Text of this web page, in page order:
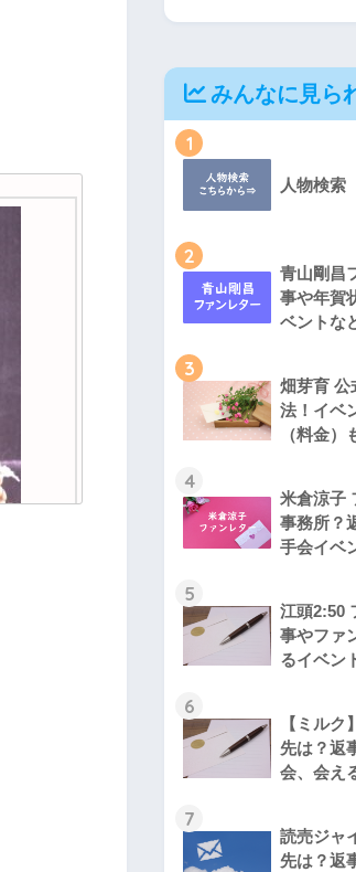
みんなに見ら
1
人物検索
2
青山剛昌
事や年賀
ベントな
3
畑芽育 公
法！イベ
（料金）
4
米倉涼子
事務所？
手会イベ
5
江頭2:50
事やファ
るイベン
6
【ミル
先は？返
会、会え
7
読売ジャ
先は？返